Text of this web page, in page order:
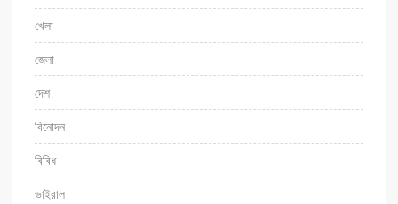
খেলা
জেলা
দেশ
বিনোদন
বিবিধ
ভাইরাল